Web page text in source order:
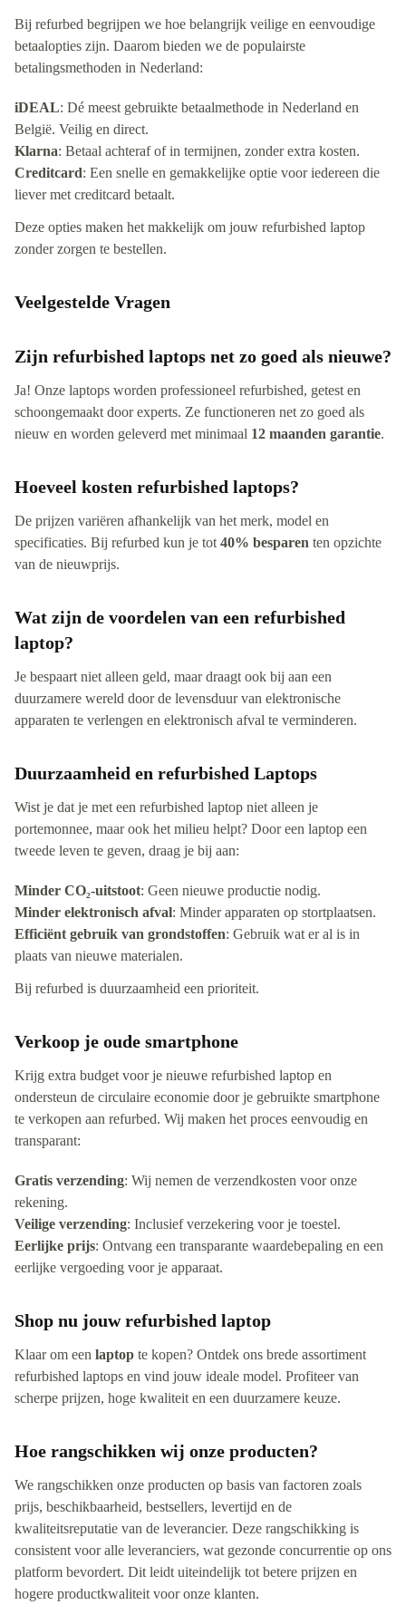
Bij refurbed begrijpen we hoe belangrijk veilige en eenvoudige
betaalopties zijn. Daarom bieden we de populairste
betalingsmethoden in Nederland:
iDEAL: Dé meest gebruikte betaalmethode in Nederland en
België. Veilig en direct.
Klarna: Betaal achteraf of in termijnen, zonder extra kosten.
Creditcard: Een snelle en gemakkelijke optie voor iedereen die
liever met creditcard betaalt.
Deze opties maken het makkelijk om jouw refurbished laptop
zonder zorgen te bestellen.
Veelgestelde Vragen
Zijn refurbished laptops net zo goed als nieuwe?
Ja! Onze laptops worden professioneel refurbished, getest en
schoongemaakt door experts. Ze functioneren net zo goed als
nieuw en worden geleverd met minimaal 12 maanden garantie.
Hoeveel kosten refurbished laptops?
De prijzen variëren afhankelijk van het merk, model en
specificaties. Bij refurbed kun je tot 40% besparen ten opzichte
van de nieuwprijs.
Wat zijn de voordelen van een refurbished
laptop?
Je bespaart niet alleen geld, maar draagt ook bij aan een
duurzamere wereld door de levensduur van elektronische
apparaten te verlengen en elektronisch afval te verminderen.
Duurzaamheid en refurbished Laptops
Wist je dat je met een refurbished laptop niet alleen je
portemonnee, maar ook het milieu helpt? Door een laptop een
tweede leven te geven, draag je bij aan:
Minder CO₂-uitstoot: Geen nieuwe productie nodig.
Minder elektronisch afval: Minder apparaten op stortplaatsen.
Efficiënt gebruik van grondstoffen: Gebruik wat er al is in
plaats van nieuwe materialen.
Bij refurbed is duurzaamheid een prioriteit.
Verkoop je oude smartphone
Krijg extra budget voor je nieuwe refurbished laptop en
ondersteun de circulaire economie door je gebruikte smartphone
te verkopen aan refurbed. Wij maken het proces eenvoudig en
transparant:
Gratis verzending: Wij nemen de verzendkosten voor onze
rekening.
Veilige verzending: Inclusief verzekering voor je toestel.
Eerlijke prijs: Ontvang een transparante waardebepaling en een
eerlijke vergoeding voor je apparaat.
Shop nu jouw refurbished laptop
Klaar om een laptop te kopen? Ontdek ons brede assortiment
refurbished laptops en vind jouw ideale model. Profiteer van
scherpe prijzen, hoge kwaliteit en een duurzamere keuze.
Hoe rangschikken wij onze producten?
We rangschikken onze producten op basis van factoren zoals
prijs, beschikbaarheid, bestsellers, levertijd en de
kwaliteitsreputatie van de leverancier. Deze rangschikking is
consistent voor alle leveranciers, wat gezonde concurrentie op ons
platform bevordert. Dit leidt uiteindelijk tot betere prijzen en
hogere productkwaliteit voor onze klanten.